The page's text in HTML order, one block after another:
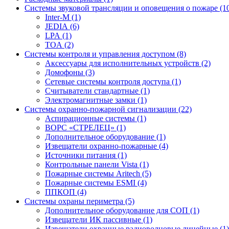
Системы звуковой трансляции и оповещения о пожаре
Inter-M (1)
JEDIA (6)
LPA (1)
TOA (2)
Системы контроля и управления доступом (8)
Аксессуары для исполнительных устройств (2)
Домофоны (3)
Сетевые системы контроля доступа (1)
Считыватели стандартные (1)
Электромагнитные замки (1)
Системы охранно-пожарной сигнализации (22)
Аспирационные системы (1)
ВОРС «СТРЕЛЕЦ» (1)
Дополнительное оборудование (1)
Извещатели охранно-пожарные (4)
Источники питания (1)
Контрольные панели Vista (1)
Пожарные системы Aritech (5)
Пожарные системы ESMI (4)
ППКОП (4)
Системы охраны периметра (5)
Дополнительное оборудование для СОП (1)
Извещатели ИК пассивные (1)